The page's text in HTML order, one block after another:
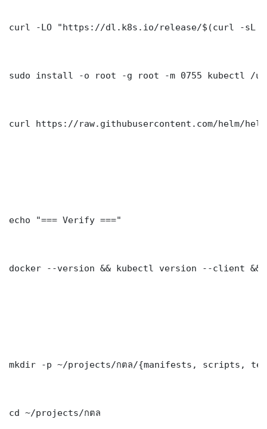
curl -LO "https://dl.k8s.io/release/$(curl -sL
sudo install -o root -g root -m 0755 kubectl /
curl https://raw.githubusercontent.com/helm/
echo "=== Verify ==="
docker --version && kubectl version --client &&
mkdir -p ~/projects/กตล/{manifests, scripts,
cd ~/projects/กตล